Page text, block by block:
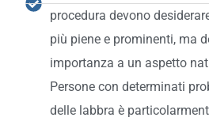
procedura devono
più piene e prominenti, ma
importanza a un aspetto
Persone con determinati
delle labbra è